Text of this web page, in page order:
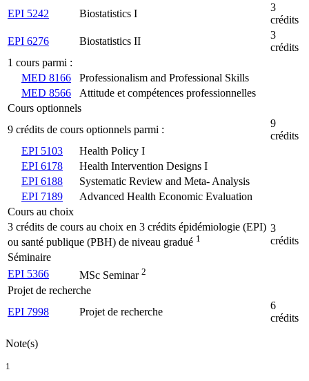
EPI 5242
Biostatistics I
3
crédits
EPI 6276
Biostatistics II
3
crédits
1 cours parmi :
MED 8166
Professionalism and Professional Skills
MED 8566
Attitude et compétences professionnelles
Cours optionnels
9 crédits de cours optionnels parmi :
9
crédits
EPI 5103
Health Policy I
EPI 6178
Health Intervention Designs I
EPI 6188
Systematic Review and Meta- Analysis
EPI 7189
Advanced Health Economic Evaluation
Cours au choix
3 crédits de cours au choix en 3 crédits épidémiologie (EPI)
ou santé publique (PBH) de niveau gradué 1
3
crédits
Séminaire
EPI 5366
MSc Seminar 2
Projet de recherche
EPI 7998
Projet de recherche
6
crédits
Note(s)
1